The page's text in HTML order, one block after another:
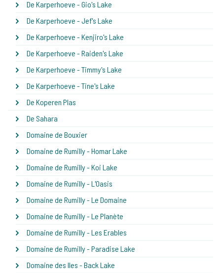
De Karperhoeve - Gio's Lake
De Karperhoeve - Jef's Lake
De Karperhoeve - Kenjiro's Lake
De Karperhoeve - Raiden's Lake
De Karperhoeve - Timmy's Lake
De Karperhoeve - Tine's Lake
De Koperen Plas
De Sahara
Domaine de Bouxier
Domaine de Rumilly - Homar Lake
Domaine de Rumilly - Koi Lake
Domaine de Rumilly - L'Oasis
Domaine de Rumilly - Le Domaine
Domaine de Rumilly - Le Planète
Domaine de Rumilly - Les Erables
Domaine de Rumilly - Paradise Lake
Domaine des Iles - Back Lake